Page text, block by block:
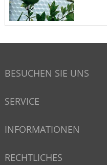
149,95 €
BESUCHEN SIE UNS
SERVICE
INFORMATIONEN
RECHTLICHES